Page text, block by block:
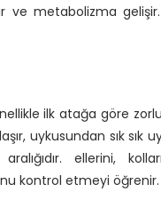
metabolizma
ilk atağa göre
uykusundan sık
ellerini,
kontrol etmeyi öğrenir.